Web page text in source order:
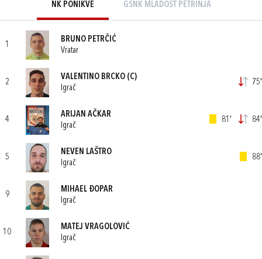
NK PONIKVE GSNK MLADOST PETRINJA
1
BRUNO PETRČIĆ
Vratar
2
VALENTINO BRCKO (C)
Igrač
75'
4
ARIJAN AČKAR
Igrač
81' 84'
5
NEVEN LAŠTRO
Igrač
88'
9
MIHAEL ĐOPAR
Igrač
10
MATEJ VRAGOLOVIĆ
Igrač